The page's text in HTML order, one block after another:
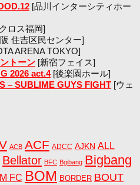
[品川インターシティホー
ロス福岡]
住吉区民センター]
ARENA TOKYO]
トーン [新宿フェイス]
2026 act.4[後楽園ホール]
– SUBLIME GUYS FIGHT [ウェ
ACB ACF ADCC AJKN ALL
Bellator BFC Bgibang Bigbang
FC BOM BORDER BOUT